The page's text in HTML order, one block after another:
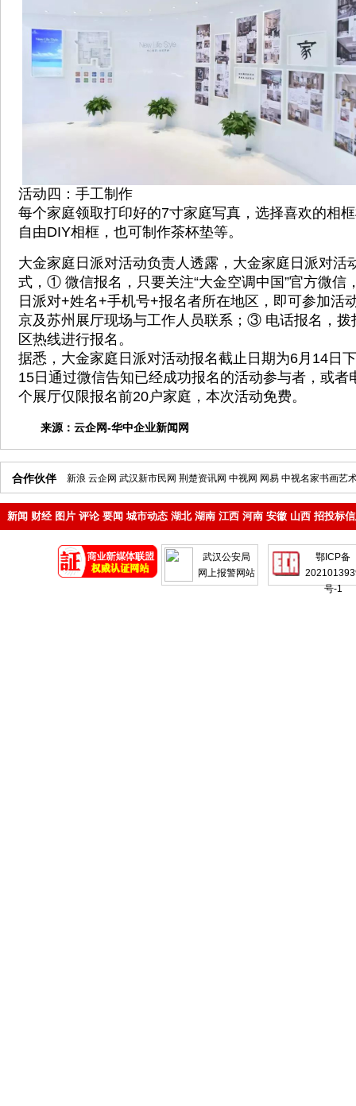
活动四：手工制作
每个家庭领取打印好的7寸家庭写真，选择喜欢的相
自由DIY相框，也可制作茶杯垫等。
大金家庭日派对活动负责人透露，大金家庭日派对活
式，① 微信报名，只要关注“大金空调中国”官方微信
日派对+姓名+手机号+报名者所在地区，即可参加活
京及苏州展厅现场与工作人员联系；③ 电话报名，拨
区热线进行报名。
据悉，大金家庭日派对活动报名截止日期为6月14日
15日通过微信告知已经成功报名的活动参与者，或者
个展厅仅限报名前20户家庭，本次活动免费。
来源： 云企网-华中企业新闻网
合作伙伴 新浪 云企网 武汉新市民网 荆楚资讯网 中视网 网易 中视名家书画艺
新闻 财经 图片 评论 要闻 城市动态 湖北 湖南 江西 河南 安徽 山西 招投标
武汉公安局
网上报警网站
鄂ICP备
号-1